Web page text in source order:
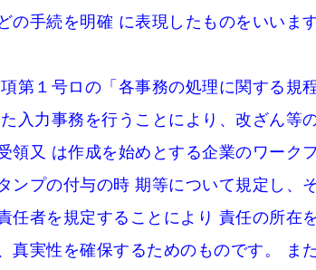
の手続を明確 に表現したものをいいます
第１号ロの「各事務の処理に関する規
入力事務を行うことにより、改ざん等
領又 は作成を始めとする企業のワーク
ンプの付与の時 期等について規定し、
任者を規定することにより 責任の所在
真実性を確保するためのものです。 ま